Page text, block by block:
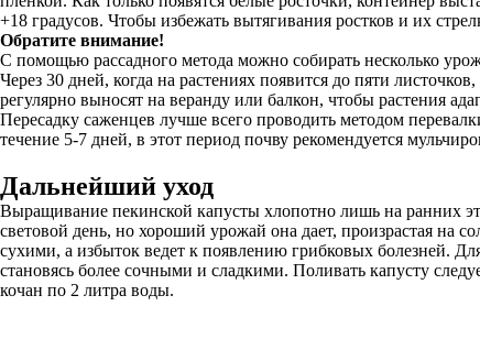
+18 градусов. Чтобы избежать вытягивания ростков и их
Обратите внимание!
С помощью рассадного метода можно собирать несколько
Через 30 дней, когда на растениях появится до пяти
регулярно выносят на веранду или балкон, чтобы растения
Пересадку саженцев лучше всего проводить методом
течение 5-7 дней, в этот период почву рекомендуется
Дальнейший уход
Выращивание пекинской капусты хлопотно лишь на ранних
световой день, но хороший урожай она дает, произрастая на
сухими, а избыток ведет к появлению грибковых болезней.
становясь более сочными и сладкими. Поливать капусту
кочан по 2 литра воды.